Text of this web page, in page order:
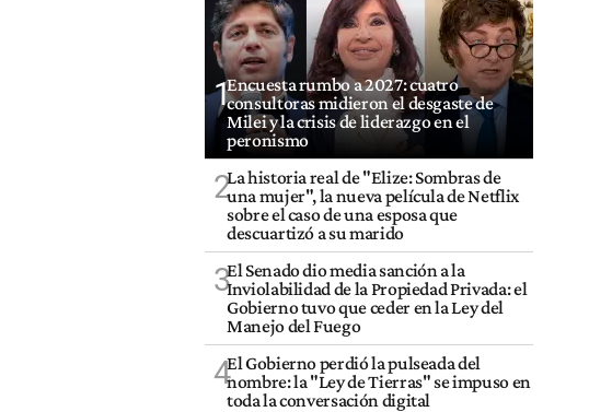
1Encuesta rumbo a 2027: cuatro
consultoras midieron el desgaste de
Milei y la crisis de liderazgo en el
peronismo
2La historia real de "Elize: Sombras de
una mujer", la nueva película de Netflix
sobre el caso de una esposa que
descuartizó a su marido
3El Senado dio media sanción a la
Inviolabilidad de la Propiedad Privada: el
Gobierno tuvo que ceder en la Ley del
Manejo del Fuego
4El Gobierno perdió la pulseada del
nombre: la "Ley de Tierras" se impuso en
toda la conversación digital